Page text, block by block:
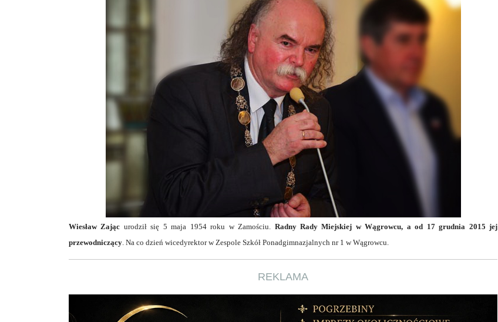
Wiesław Zając urodził się 5 maja 1954 roku w Zamościu. Radny Rady Miejskiej w Wągrowcu, a od 17 grudnia 2015 jej
przewodniczący . Na co dzień wicedyrektor w Zespole Szkół Ponadgimnazjalnych nr 1 w Wągrowcu.
REKLAMA